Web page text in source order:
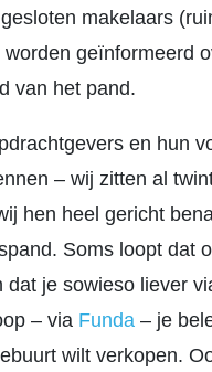
makelaars
geïnformeerd
van het pand.
en hun
– wij zitten al
hen heel gericht
Soms loopt dat
dat je sowieso liever
– via Funda – je
wilt verkopen.